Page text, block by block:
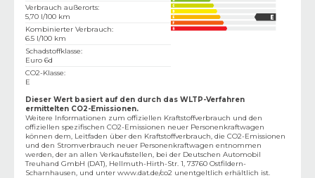
Verbrauch außerorts:
5,70 l/100 km
Kombinierter Verbrauch:
6.5 l/100 km
Schadstoffklasse:
Euro 6d
CO2-Klasse:
E
Dieser Wert basiert auf den durch das WLTP-Verfahren
ermittelten CO2-Emissionen.
Weitere Informationen zum offiziellen Kraftstoffverbrauch und den
offiziellen spezifischen CO2-Emissionen neuer Personenkraftwagen
können dem‚ Leitfaden über den Kraftstoffverbrauch, die CO2-Emissionen
und den Stromverbrauch neuer Personenkraftwagen entnommen
werden, der an allen Verkaufsstellen, bei der Deutschen Automobil
Treuhand GmbH (DAT), Hellmuth-Hirth-Str. 1, 73760 Ostfildern-
Scharnhausen, und unter www.dat.de/co2 unentgeltlich erhältlich ist.